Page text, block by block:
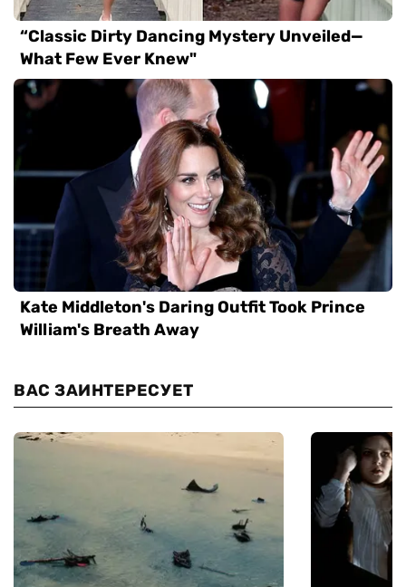
ВАС ЗАИНТЕРЕСУЕТ